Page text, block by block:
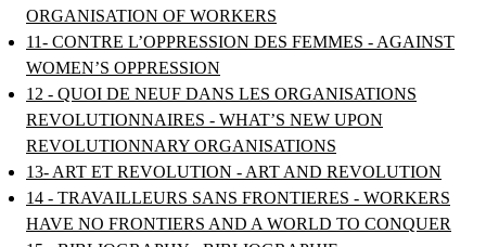
ORGANISATION OF WORKERS
11- CONTRE L’OPPRESSION DES FEMMES - AGAINST
WOMEN’S OPPRESSION
12 - QUOI DE NEUF DANS LES ORGANISATIONS
REVOLUTIONNAIRES - WHAT’S NEW UPON
REVOLUTIONNARY ORGANISATIONS
13- ART ET REVOLUTION - ART AND REVOLUTION
14 - TRAVAILLEURS SANS FRONTIERES - WORKERS
HAVE NO FRONTIERS AND A WORLD TO CONQUER